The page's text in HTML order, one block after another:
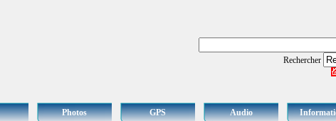
Rechercher
Photos GPS Audio